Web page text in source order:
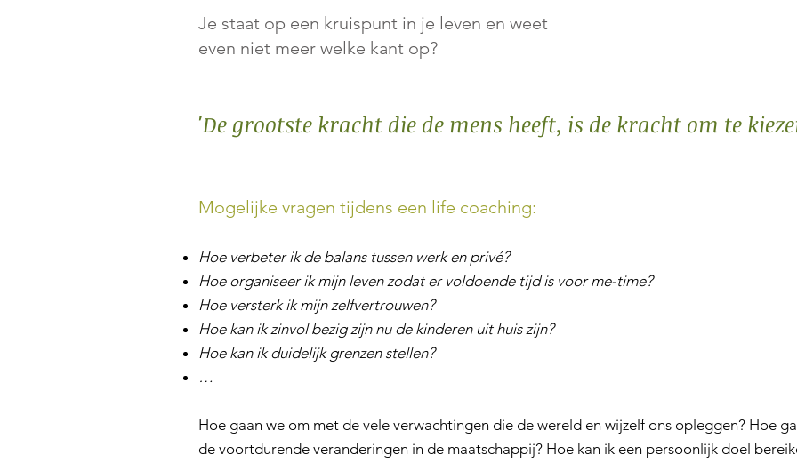
Je staat op een kruispunt in je leven en weet
even niet meer welke kant op?
'De grootste kracht die de mens heeft, is de kracht om te
Mogelijke vragen tijdens een life coaching:
Hoe verbeter ik de balans tussen werk en privé?
Hoe organiseer ik mijn leven zodat er voldoende tijd is voor me-time?
Hoe versterk ik mijn zelfvertrouwen?
Hoe kan ik zinvol bezig zijn nu de kinderen uit huis zijn?
Hoe kan ik duidelijk grenzen stellen?
…
Hoe gaan we om met de vele verwachtingen die de wereld en wijzelf ons opleggen? Hoe
de voortdurende veranderingen in de maatschappij? Hoe kan ik een persoonlijk doel